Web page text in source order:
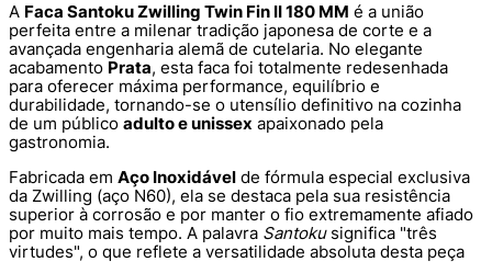
A Faca Santoku Zwilling Twin Fin II 180 MM é a união
perfeita entre a milenar tradição japonesa de corte e a
avançada engenharia alemã de cutelaria. No elegante
acabamento Prata, esta faca foi totalmente redesenhada
para oferecer máxima performance, equilíbrio e
durabilidade, tornando-se o utensílio definitivo na cozinha
de um público adulto e unissex apaixonado pela
gastronomia.
Fabricada em Aço Inoxidável de fórmula especial exclusiva
da Zwilling (aço N60), ela se destaca pela sua resistência
superior à corrosão e por manter o fio extremamente afiado
por muito mais tempo. A palavra Santokusignifica "três
virtudes", o que reflete a versatilidade absoluta desta peça